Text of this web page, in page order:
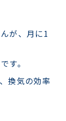
が、月に1
す。
換気の効率